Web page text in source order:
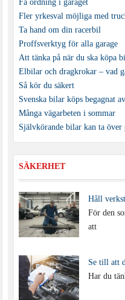
Få ordning i garaget
Fler yrkesval möjliga med
Ta hand om din racerbil
Proffsverktyg för alla garage
Att tänka på när du ska köpa
Elbilar och dragkrokar – vad
Så kör du säkert
Svenska bilar köps begagnat
Många vägarbeten i sommar
Självkörande bilar kan ta över
SÄKERHET
Håll
För den
att
Se till att
Har du